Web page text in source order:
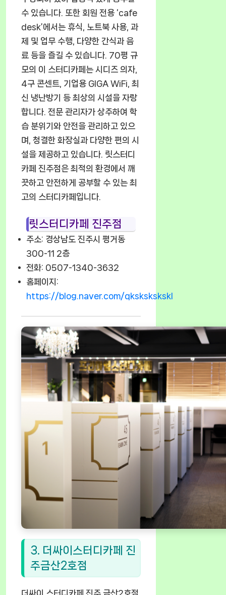
수 있습니다. 또한 회원 전용 ‘cafe
desk’에서는 휴식, 노트북 사용, 과
제 및 업무 수행, 다양한 간식과 음
료 등을 즐길 수 있습니다. 70평 규
모의 이 스터디카페는 시디즈 의자,
4구 콘센트, 기업용 GIGA WiFi, 최
신 냉난방기 등 최상의 시설을 자랑
합니다. 전문 관리자가 상주하여 학
습 분위기와 안전을 관리하고 있으
며, 청결한 화장실과 다양한 편의 시
설을 제공하고 있습니다. 릿스터디
카페 진주점은 최적의 환경에서 깨
끗하고 안전하게 공부할 수 있는 최
고의 스터디카페입니다.
릿스터디카페 진주점
주소: 경상남도 진주시 평거동
300-11 2층
전화: 0507-1340-3632
홈페이지:
https://blog.naver.com/qkskskskskl
3. 더싸이스터디카페 진
주금산2호점
더싸이 스터디카페 진주 금산2호점